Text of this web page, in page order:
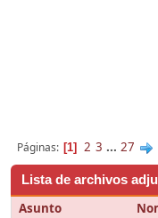
Páginas 1 2 3 ... 27
Lista de archivos
Asunto